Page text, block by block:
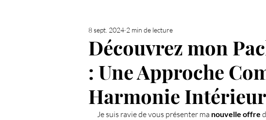
Prestation en numérologie
Fleurs de Bach Soin Libération
Spiritualié Les Chakras Ma chaine
Découvrez mon
: Une Approche
Harmonie
8 sept. 2024 2 min de lecture
Je suis ravie de vous présenter ma nouvelle offre